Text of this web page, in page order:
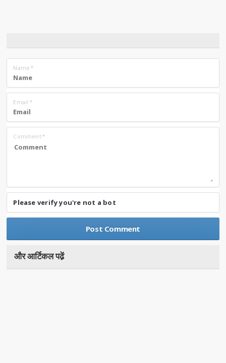
Name *
Email *
Comment*
Please verify you're not a bot
और आर्टिकल पढे़ं